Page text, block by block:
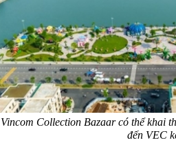
Vincom Collection Bazaar có thể khai
đến VEC